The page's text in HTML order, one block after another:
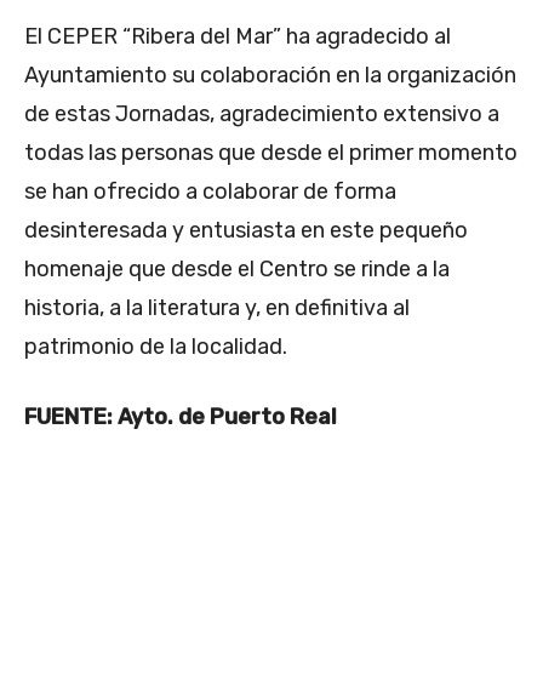
El CEPER “Ribera del Mar” ha agradecido al
Ayuntamiento su colaboración en la organización
de estas Jornadas, agradecimiento extensivo a
todas las personas que desde el primer momento
se han ofrecido a colaborar de forma
desinteresada y entusiasta en este pequeño
homenaje que desde el Centro se rinde a la
historia, a la literatura y, en definitiva al
patrimonio de la localidad.
FUENTE: Ayto. de Puerto Real